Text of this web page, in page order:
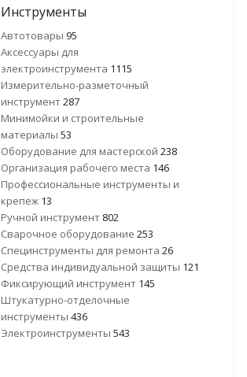
Инструменты
Автотовары 95
Аксессуары для
электроинструмента 1115
Измерительно-разметочный
инструмент287
Минимойки и строительные
материалы 53
Оборудование для мастерской 238
Организация рабочего места 146
Профессиональные инструменты и
крепеж 13
Ручной инструмент 802
Сварочное оборудование 253
Специнструменты для ремонта 26
Средства индивидуальной защиты 121
Фиксирующий инструмент 145
Штукатурно-отделочные
инструменты 436
Электроинструменты 543